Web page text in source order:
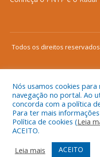
Todos os direitos
Mapa do Site
Nós usamos cookies
navegação no portal. Ao
concorda com a política
Para ter mais
Política de cookies (Leia
ACEITO.
Leia mais
ACEITO